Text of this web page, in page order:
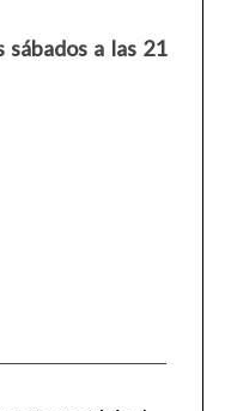
a las 21